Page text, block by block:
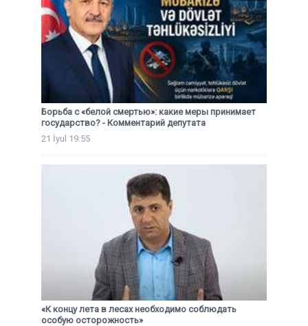
Борьба с «белой смертью»: какие меры принимает
государство? - Комментарий депутата
21 İyul 19:55
«К концу лета в лесах необходимо соблюдать
особую осторожность»